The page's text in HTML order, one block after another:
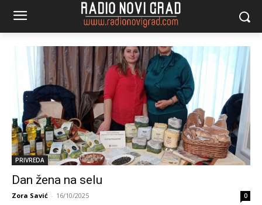
PRIVREDA
Dan žena na selu
Zora Savić - 16/10/2025 0